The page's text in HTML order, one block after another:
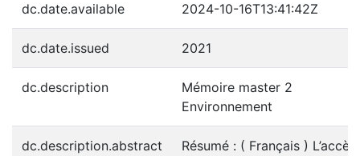
dc.date.available 2024-10-16T13:41:42Z
dc.date.issued 2021
dc.description
Mémoire master 2
Environnement
dc.description.abstract
Résumé : ( Français ) L’accès